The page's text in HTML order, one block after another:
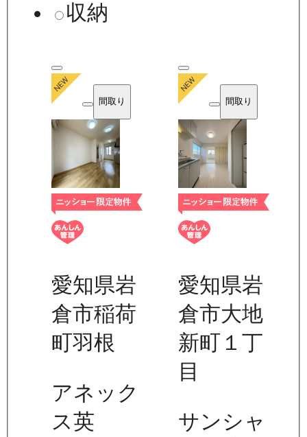
収納
間取り
愛知県岩
倉市稲荷
町羽根
アネック
ス英
間取り
愛知県岩
倉市大地
新町１丁
目
サンシャ